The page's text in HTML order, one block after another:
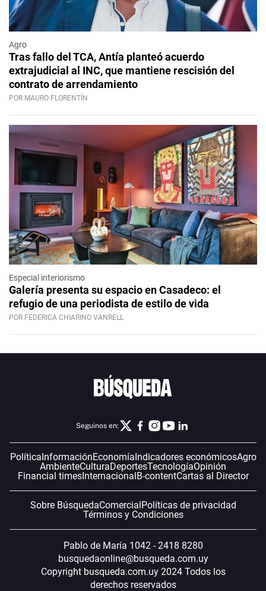
Agro
Tras fallo del TCA, Antía planteó acuerdo
extrajudicial al INC, que mantiene rescisión del
contrato de arrendamiento
POR MAURO FLORENTÍN
Especial interiorismo
Galería presenta su espacio en Casadeco: el
refugio de una periodista de estilo de vida
POR FEDERICA CHIARINO VANRELL
Seguinos en:
PolíticaInformaciónEconomíaIndicadores económicosAgro
AmbienteCulturaDeportesTecnologíaOpinión
Financial timesInternacionalB-contentCartas al Director
Sobre BúsquedaComercialPolíticas de privacidad
Términos y Condiciones
Pablo de María 1042 - 2418 8280
busquedaonline@busqueda.com.uy
Copyright busqueda.com.uy 2024 Todos los
derechos reservados